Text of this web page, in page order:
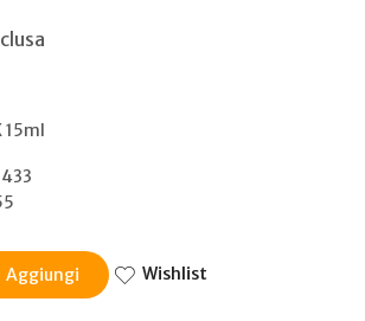
15ml
Aggiungi Wishlist